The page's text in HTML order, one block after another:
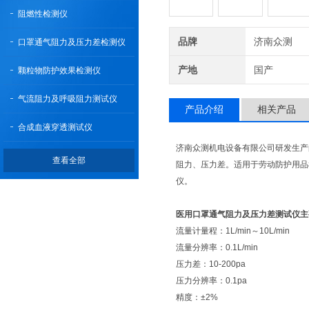
阻燃性检测仪
口罩通气阻力及压力差检测仪
颗粒物防护效果检测仪
气流阻力及呼吸阻力测试仪
合成血液穿透测试仪
查看全部
品牌 济南众测
产地 国产
产品介绍 相关产品
济南众测机电设备有限公司研发生
阻力、压力差。适用于劳动防护用
仪。
医用口罩通气阻力及压力差测试仪
流量计量程：1L/min～10L/min
流量分辨率：0.1L/min
压力差：10-200pa
压力分辨率：0.1pa
精度：±2%